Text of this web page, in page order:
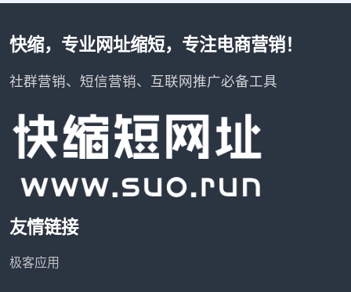
快缩，专业网址缩短，专注电商营销！
社群营销、短信营销、互联网推广必备工具
友情链接
极客应用